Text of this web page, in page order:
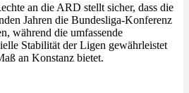
an die ARD stellt sicher, dass die
Jahren die Bundesliga-Konferenz
während die umfassende
Stabilität der Ligen gewährleistet
an Konstanz bietet.